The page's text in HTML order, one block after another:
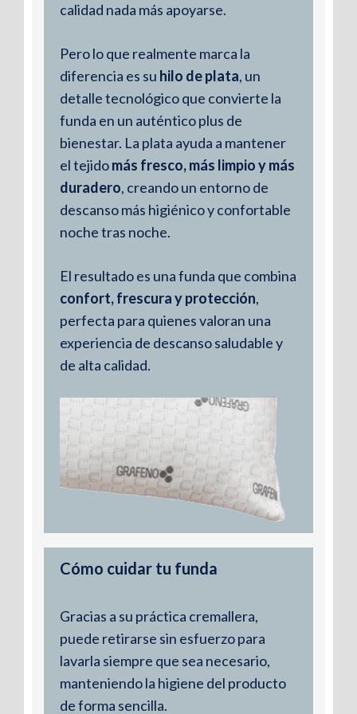
Plancha de viscoelástica con
Grafeno
Unaplancha de viscoelástico con
grafenoes una evolución de la
viscoelástica tradicional que mejora
elcontrol térmico
general. Es ideal para personas que
buscan una almohada fresca,
adaptable y con sensación de
descanso más estable.
con hilo de plata
La funda exterior combina suavidad y
tecnología. Su tejido stretch de
poliéster con hilo de plata aporta
frescura, durabilidad y un tacto
agradable. Además, el hilo de plata
calidad nada más apoyarse.
Pero lo que realmente marca la
diferencia es su hilo de plata, un
detalle tecnológico que convierte la
funda en un auténtico plus de
bienestar. La plata ayuda a mantener
el tejidomás fresco, más limpio y más
duradero, creando un entorno de
descanso más higiénico y confortable
noche tras noche.
El resultado es una funda que combina
confort, frescura y protección,
perfecta para quienes valoran una
experiencia de descanso saludable y
de alta calidad.
Cómo cuidar tu funda
Gracias a su práctica cremallera,
puede retirarse sin esfuerzo para
lavarla siempre que sea necesario,
manteniendo la higiene del producto
de forma sencilla.